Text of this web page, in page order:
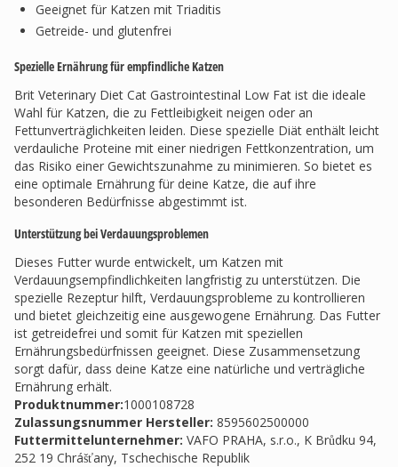
Geeignet für Katzen mit Triaditis
Getreide- und glutenfrei
Spezielle Ernährung für empfindliche Katzen
Brit Veterinary Diet Cat Gastrointestinal Low Fat ist die ideale
Wahl für Katzen, die zu Fettleibigkeit neigen oder an
Fettunverträglichkeiten leiden. Diese spezielle Diät enthält leicht
verdauliche Proteine mit einer niedrigen Fettkonzentration, um
das Risiko einer Gewichtszunahme zu minimieren. So bietet es
eine optimale Ernährung für deine Katze, die auf ihre
besonderen Bedürfnisse abgestimmt ist.
Unterstützung bei Verdauungsproblemen
Dieses Futter wurde entwickelt, um Katzen mit
Verdauungsempfindlichkeiten langfristig zu unterstützen. Die
spezielle Rezeptur hilft, Verdauungsprobleme zu kontrollieren
und bietet gleichzeitig eine ausgewogene Ernährung. Das Futter
ist getreidefrei und somit für Katzen mit speziellen
Ernährungsbedürfnissen geeignet. Diese Zusammensetzung
sorgt dafür, dass deine Katze eine natürliche und verträgliche
Ernährung erhält.
Produktnummer:1000108728
Zulassungsnummer Hersteller: 8595602500000
Futtermittelunternehmer: VAFO PRAHA, s.r.o., K Brůdku 94,
252 19 Chrášťany, Tschechische Republik